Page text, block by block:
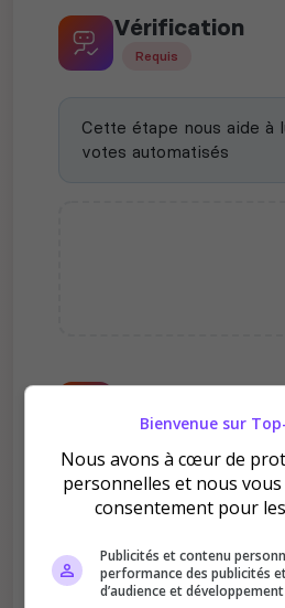
Vérification
Requis
Cette étape nous aide à
votes automatisés
Pourquoi
family ❤️ ?
Améliore le
Bienvenue sur
Nous avons à cœur de
personnelles et nous
consentement pour
Publicités et contenu
performance des publicités
d’audience et